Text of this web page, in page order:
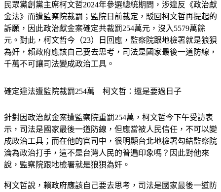
民眾黨創黨主席柯文哲2024年參選總統期間，涉違反《政治獻
金法》而遭監察院裁罰；監院日前裁定，駁回柯文哲再提起的
訴願，因此政治獻金案確定共裁罰254萬元，沒入5579萬餘
元。對此，柯文哲今（23）日回應，監察院跟地檢署就是狼狽
為奸，賴政府應該自己要去思考，司法是國家最後一道防線，
千萬不可讓司法變成政治工具。
確定違法遭監院裁罰254萬　柯文哲：還是要過日子
針對因政治獻金案遭監察院重罰254萬，柯文哲今下午受訪表
示，司法是國家最後一道防線，但應當被人民信任，不可以變
成政治工具；而在他的官司中，很明顯台北地檢署勾結監察院
淪為政治打手，這不是台灣人民的普遍印象嗎？因此對他來
說，監察院跟地檢署就是狼狽為奸。
柯文哲說，賴政府應該自己要去思考，司法是國家最後一道防